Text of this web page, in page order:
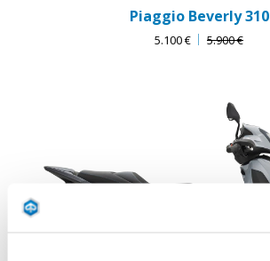
Piaggio Beverly 310
5.100 € 5.900 €